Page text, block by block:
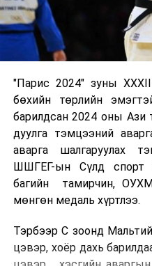
"Парис 2024" зуны
бөхийн төрлийн
барилдсан 2024 оны Ази
дуулга тэмцээний
аварга шалгаруулах
ШШГЕГ-ын Сүлд спорт
багийн тамирчин,
мөнгөн медаль хүртлээ.
Тэрбээр C зоонд
цэвэр, хоёр дахь